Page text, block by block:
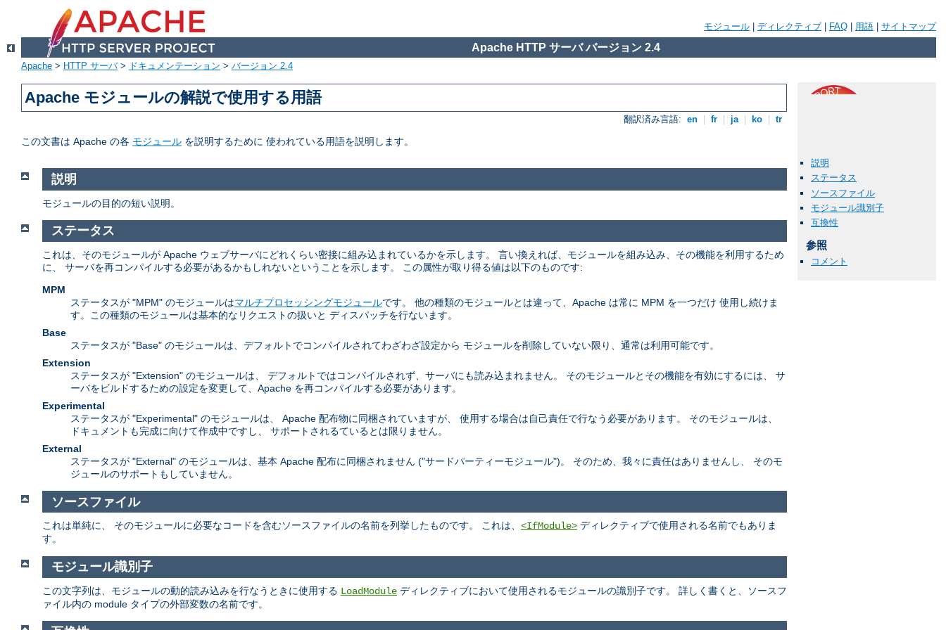
モジュール ディレクティブ FAQ 用語 サイトマップ
Apache HTTP サーバ バージョン 2.4
Apache > HTTP サーバ> ドキュメンテーション > バージョン 2.4
Apache モジュールの解説で使用する用語
翻訳済み言語: en fr ja ko tr
この文書は Apache の各 モジュール を説明するために 使われている用語を説明します。
説明
ステータス
ソースファイル
モジュール識別子
互換性
参照
コメント
説明
モジュールの目的の短い説明。
ステータス
これは、そのモジュールが Apache ウェブサーバにどれくらい密接に組み込まれているかを示します。 言い換えれば、モジュールを組み込み、その機能を利用するため
に、 サーバを再コンパイルする必要があるかもしれないということを示します。 この属性が取り得る値は以下のものです:
MPM
ステータスが "MPM" のモジュールはマルチプロセッシングモジュールです。 他の種類のモジュールとは違って、Apache は常に MPM を一つだけ 使用し続けま
す。この種類のモジュールは基本的なリクエストの扱いと ディスパッチを行ないます。
Base
ステータスが "Base" のモジュールは、デフォルトでコンパイルされてわざわざ設定から モジュールを削除していない限り、通常は利用可能です。
Extension
ステータスが "Extension" のモジュールは、 デフォルトではコンパイルされず、サーバにも読み込まれません。 そのモジュールとその機能を有効にするには、 サ
ーバをビルドするための設定を変更して、Apache を再コンパイルする必要があります。
Experimental
ステータスが "Experimental" のモジュールは、 Apache 配布物に同梱されていますが、 使用する場合は自己責任で行なう必要があります。 そのモジュールは、
ドキュメントも完成に向けて作成中ですし、 サポートされるているとは限りません。
External
ステータスが "External" のモジュールは、基本 Apache 配布に同梱されません ("サードパーティーモジュール")。 そのため、我々に責任はありませんし、 そのモ
ジュールのサポートもしていません。
ソースファイル
これは単純に、 そのモジュールに必要なコードを含むソースファイルの名前を列挙したものです。 これは、 <IfModule> ディレクティブで使用される名前でもありま
す。
モジュール識別子
この文字列は、モジュールの動的読み込みを行なうときに使用する LoadModule ディレクティブにおいて使用されるモジュールの識別子です。 詳しく書くと、ソースフ
ァイル内の module タイプの外部変数の名前です。